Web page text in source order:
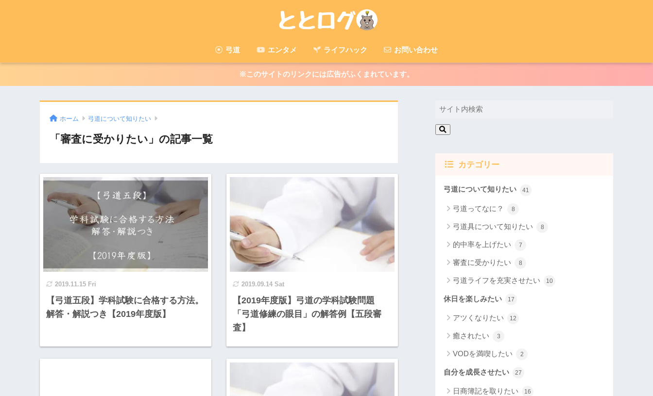
弓道 エンタメ ライフハック お問い合わせ
※このサイトのリンクには広告がふくまれています。
ホーム 弓道について知りたい
「審査に受かりたい」の記事一覧
2019.11.15 Fri
【弓道五段】学科試験に合格する方法。
解答・解説つき【2019年度版】
2019.09.14 Sat
【2019年度版】弓道の学科試験問題
「弓道修練の眼目」の解答例【五段審
査】
カテゴリー
弓道について知りたい 41
弓道ってなに？ 8
弓道具について知りたい 8
的中率を上げたい 7
審査に受かりたい 8
弓道ライフを充実させたい 10
休日を楽しみたい 17
アツくなりたい 12
癒されたい 3
VODを満喫したい 2
自分を成長させたい 27
日商簿記を取りたい 16